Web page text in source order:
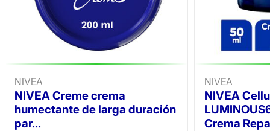
NIVEA
NIVEA Creme crema
humectante de larga duración
par...
NIVEA
NIVEA
Crema